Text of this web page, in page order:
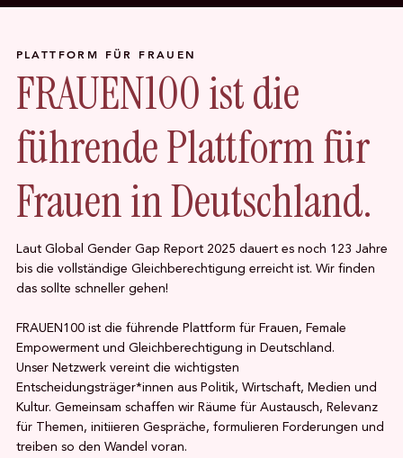
PLATTFORM FÜR FRAUEN
FRAUEN100 ist die
führende Plattform für
Frauen in Deutschland.
Laut Global Gender Gap Report 2025 dauert es noch 123 Jahre
bis die vollständige Gleichberechtigung erreicht ist. Wir finden
das sollte schneller gehen!
FRAUEN100 ist die führende Plattform für Frauen, Female
Empowerment und Gleichberechtigung in Deutschland.
Unser Netzwerk vereint die wichtigsten
Entscheidungsträger*innen aus Politik, Wirtschaft, Medien und
Kultur. Gemeinsam schaffen wir Räume für Austausch, Relevanz
für Themen, initiieren Gespräche, formulieren Forderungen und
treiben so den Wandel voran.